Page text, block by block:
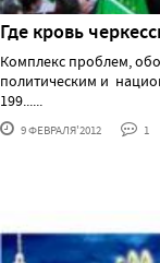
Где кровь
Комплекс проблем,
политическим и
199......
9 ФЕВРАЛЯ'2012 1